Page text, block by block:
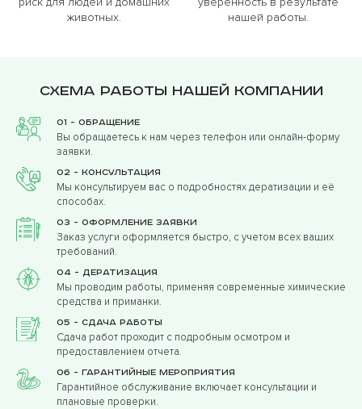
животных.
нашей работы.
Схема работы нашей компании
01 - Обращение
Вы обращаетесь к нам через телефон или онлайн-форму
заявки.
02 - Консультация
Мы консультируем вас о подробностях дератизации и её
способах.
03 - Оформление заявки
Заказ услуги оформляется быстро, с учетом всех ваших
требований.
04 - Дератизация
Мы проводим работы, применяя современные химические
средства и приманки.
05 - Сдача работы
Сдача работ проходит с подробным осмотром и
предоставлением отчета.
06 - Гарантийные мероприятия
Гарантийное обслуживание включает консультации и
плановые проверки.